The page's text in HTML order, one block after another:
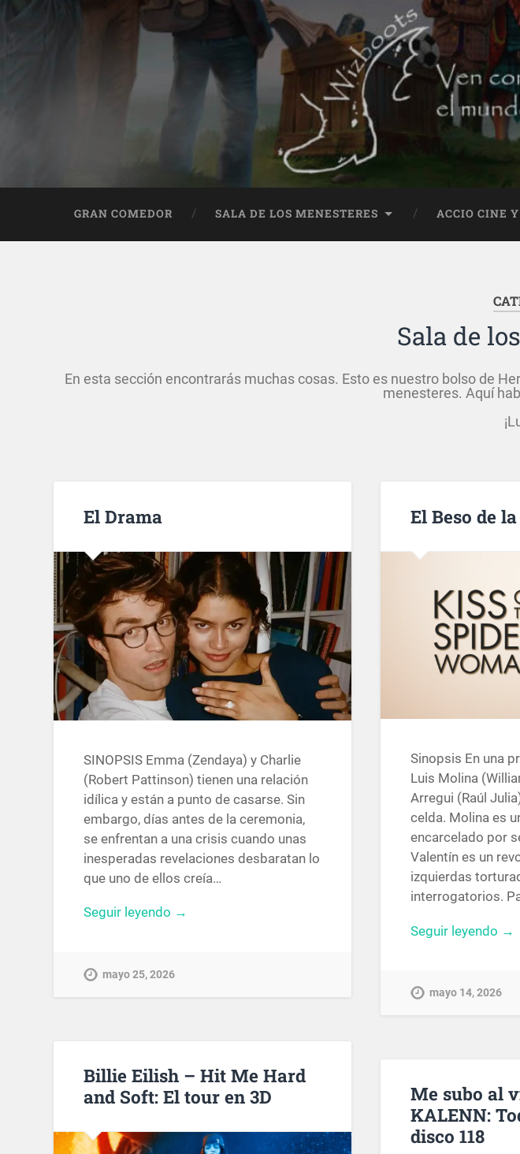
GRAN COMEDOR SALA DE LOS MENESTERES ACCIO CINE
Sala de
En esta sección encontrarás muchas cosas. Esto es nuestro bolso de
menesteres. Aquí
El Drama
SINOPSIS Emma (Zendaya) y Charlie
(Robert Pattinson) tienen una relación
idílica y están a punto de casarse. Sin
embargo, días antes de la ceremonia,
se enfrentan a una crisis cuando unas
inesperadas revelaciones desbaratan lo
que uno de ellos creía…
Seguir leyendo →
mayo 25, 2026
El Beso de
Sinopsis En una
Luis Molina
Arregui (Raúl
celda. Molina es
encarcelado por
Valentín es un
izquierdas
interrogatorios.
Seguir leyendo →
mayo 14, 2026
Billie Eilish – Hit Me Hard
and Soft: El tour en 3D
Me subo al
KALENN:
disco 118